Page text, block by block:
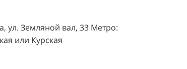
ул. Земляной вал, 33 Метро:
или Курская